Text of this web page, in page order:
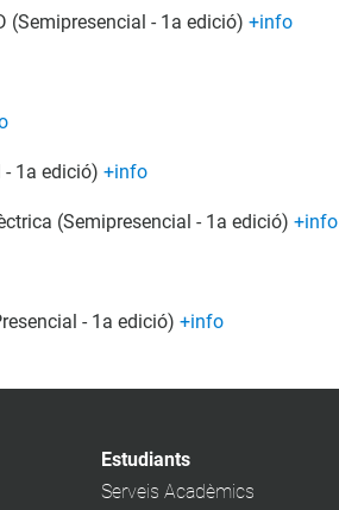
(Semipresencial - 1a edició) +info
1a edició) +info
(Semipresencial - 1a edició) +info
- 1a edició) +info
Estudiants
Serveis Acadèmics